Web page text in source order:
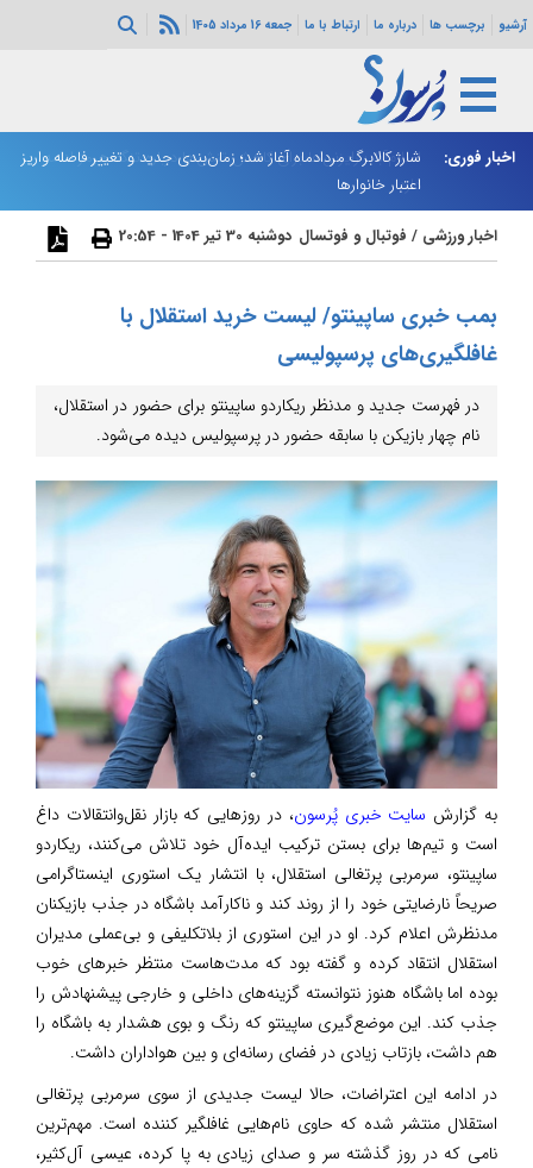
آرشیو برچسب ها درباره ما ارتباط با ما جمعه 16 مرداد 1405
اخبار فوری:
هرمز ادامه
شارژ کالابرگ مردادماه آغاز شد؛ زمان‌بندی جدید و تغییر فاصله واریز
اعتبار خانوارها
اخبار ورزشی / فوتبال و فوتسال دوشنبه 30 تیر 1404 - 20:54
بمب خبری ساپینتو/ لیست خرید استقلال با
غافلگیری‌های پرسپولیسی
در فهرست جدید و مدنظر ریکاردو ساپینتو برای حضور در استقلال،
نام چهار بازیکن با سابقه حضور در پرسپولیس دیده می‌شود.
به گزارش سایت خبری پُرسون، در روزهایی که بازار نقل‌وانتقالات داغ
است و تیم‌ها برای بستن ترکیب ایده‌آل خود تلاش می‌کنند، ریکاردو
ساپینتو، سرمربی پرتغالی استقلال، با انتشار یک استوری اینستاگرامی
صریحاً نارضایتی خود را از روند کند و ناکارآمد باشگاه در جذب بازیکنان
مدنظرش اعلام کرد. او در این استوری از بلاتکلیفی و بی‌عملی مدیران
استقلال انتقاد کرده و گفته بود که مدت‌هاست منتظر خبرهای خوب
بوده اما باشگاه هنوز نتوانسته گزینه‌های داخلی و خارجی پیشنهادش را
جذب کند. این موضع‌گیری ساپینتو که رنگ و بوی هشدار به باشگاه را
هم داشت، بازتاب زیادی در فضای رسانه‌ای و بین هواداران داشت.
در ادامه این اعتراضات، حالا لیست جدیدی از سوی سرمربی پرتغالی
استقلال منتشر شده که حاوی نام‌هایی غافلگیر کننده است. مهم‌ترین
نامی که در روز گذشته سر و صدای زیادی به پا کرده، عیسی آل‌کثیر،